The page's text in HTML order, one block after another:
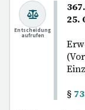
25.
§
Entscheidung
aufrufen